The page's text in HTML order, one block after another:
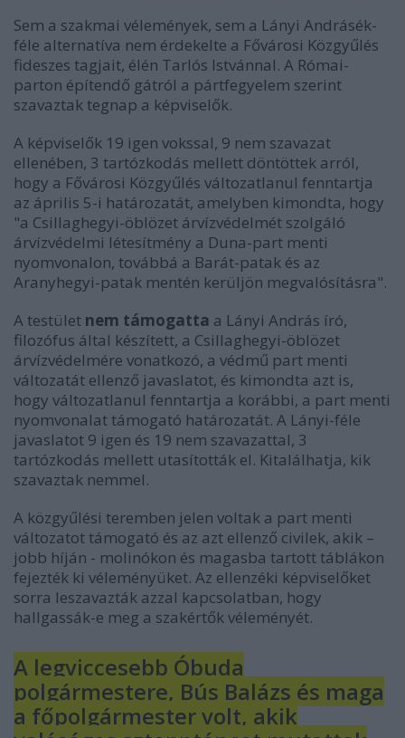
Sem a szakmai vélemények, sem a Lányi Andrásék-
féle alternatíva nem érdekelte a Fővárosi Közgyűlés
fideszes tagjait, élén Tarlós Istvánnal. A Római-
parton építendő gátról a pártfegyelem szerint
szavaztak tegnap a képviselők.
A képviselők 19 igen vokssal, 9 nem szavazat
ellenében, 3 tartózkodás mellett döntöttek arról,
hogy a Fővárosi Közgyűlés változatlanul fenntartja
az április 5-i határozatát, amelyben kimondta, hogy
"a Csillaghegyi-öblözet árvízvédelmét szolgáló
árvízvédelmi létesítmény a Duna-part menti
nyomvonalon, továbbá a Barát-patak és az
Aranyhegyi-patak mentén kerüljön megvalósításra".
A testület nem támogatta a Lányi András író,
filozófus által készített, a Csillaghegyi-öblözet
árvízvédelmére vonatkozó, a védmű part menti
változatát ellenző javaslatot, és kimondta azt is,
hogy változatlanul fenntartja a korábbi, a part menti
nyomvonalat támogató határozatát. A Lányi-féle
javaslatot 9 igen és 19 nem szavazattal, 3
tartózkodás mellett utasították el. Kitalálhatja, kik
szavaztak nemmel.
A közgyűlési teremben jelen voltak a part menti
változatot támogató és az azt ellenző civilek, akik –
jobb híján - molinókon és magasba tartott táblákon
fejezték ki véleményüket. Az ellenzéki képviselőket
sorra leszavazták azzal kapcsolatban, hogy
hallgassák-e meg a szakértők véleményét.
A legviccesebb Óbuda
polgármestere, Bús Balázs és maga
a főpolgármester volt, akik